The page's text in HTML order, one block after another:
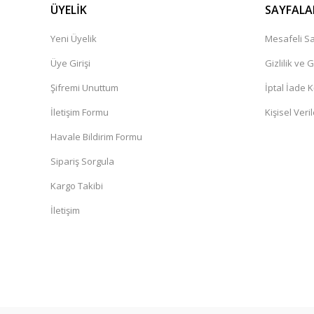
ÜYELİK
Yeni Üyelik
Üye Girişi
Şifremi Unuttum
İletişim Formu
Havale Bildirim Formu
Sipariş Sorgula
Kargo Takibi
İletişim
Mesafeli
Gizlilik ve
İptal İade
Kişisel